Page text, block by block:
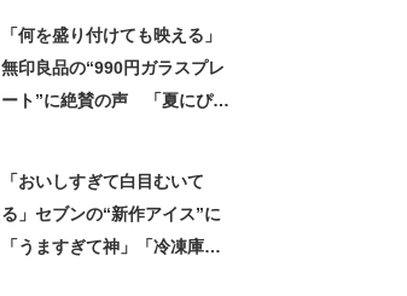
「何を盛り付けても映える」
無印良品の“990円ガラスプレ
ート”に絶賛の声 「夏にぴっ
「おいしすぎて白目むいて
る」セブンの“新作アイス”に
「うますぎて神」「冷凍庫に